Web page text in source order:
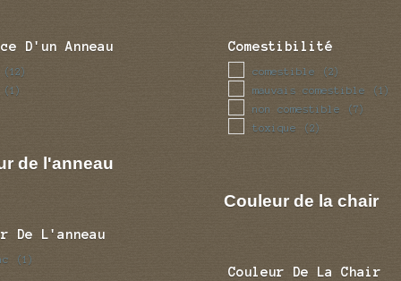
D'un Anneau
(12)
(1)
de l'anneau
De L'anneau
(1)
Comestibilité
comestible (2)
mauvais comestible (1)
non comestible (7)
toxique (2)
Couleur de la chair
Couleur De La Chair